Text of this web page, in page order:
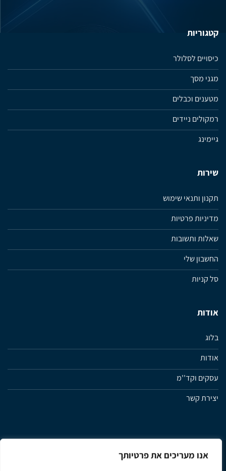
אנו מעריכים את פרטיותך
קטגוריות
כיסויים לסלולר
מגני מסך
מטענים וכבלים
רמקולים ניידים
גיימינג
שירות
תקנון ותנאי שימוש
מדיניות פרטיות
שאלות ותשובות
החשבון שלי
סל קניות
אודות
בלוג
אודות
עסקים וקד''מ
יצירת קשר
מדיניות פרטיות תנאי שימוש ותקנון האתר